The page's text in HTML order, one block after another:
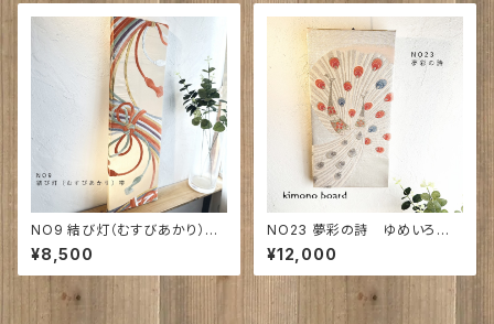
NO9 結び灯（むすびあかり）｜
700㎜×210㎜×20㎜
¥8,500
NO23 夢彩の詩 ゆめいろのう
た ｜420㎜×210㎜×22㎜
帯 ｜宮崎ブーゲンビリア空港
展示作品※注意事項参照
¥12,000